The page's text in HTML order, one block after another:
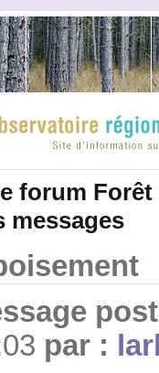
forum
messages
par :